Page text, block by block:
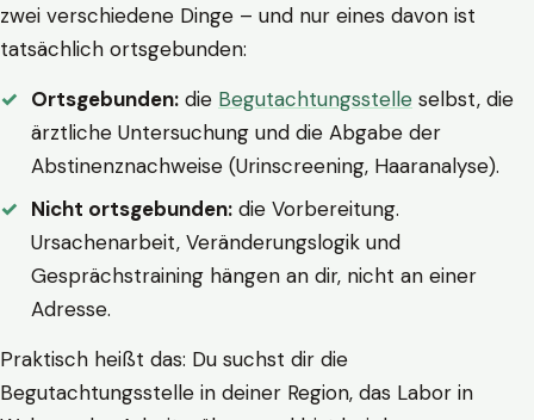
zwei verschiedene Dinge – und nur eines davon ist
tatsächlich ortsgebunden:
Ortsgebunden: die Begutachtungsstelle selbst, die
ärztliche Untersuchung und die Abgabe der
Abstinenznachweise (Urinscreening, Haaranalyse).
Nicht ortsgebunden: die Vorbereitung.
Ursachenarbeit, Veränderungslogik und
Gesprächstraining hängen an dir, nicht an einer
Adresse.
Praktisch heißt das: Du suchst dir die
Begutachtungsstelle in deiner Region, das Labor in